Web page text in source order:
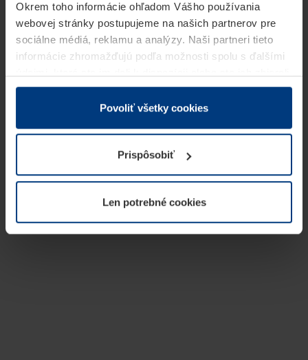
Okrem toho informácie ohľadom Vášho používania
webovej stránky postupujeme na našich partnerov pre
sociálne médiá, reklamu a analýzy. Naši partneri tieto
informácie zhromažďujú podľa možnosti spolu s ďalšími
v rámci Vášho využívania služieb.
Z právneho hľadiska môžeme cookies ukladať na Vašom
prevádzku tejto stránky. Pre všetky ostatné typy cookie
potrebujeme Vaše povolenie. Vaše povolenie môžete
kedykoľvek zmeniť alebo odvolať vo vysvetlení cookie
našej webovej stránky.
Povoliť všetky cookies
Prispôsobiť
Len potrebné cookies